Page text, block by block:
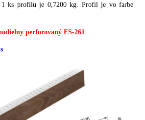
1 ks profilu je 0,7200 kg. Profil je vo farbe
perforovaný FS-261